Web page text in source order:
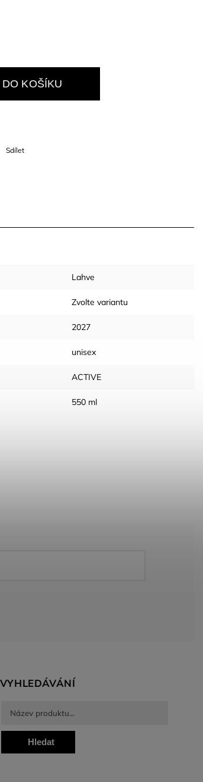
KOŠÍKU
Sdílet
Lahve
Zvolte variantu
2027
unisex
ACTIVE
550 ml
VYHLEDÁVÁNÍ
Hledat